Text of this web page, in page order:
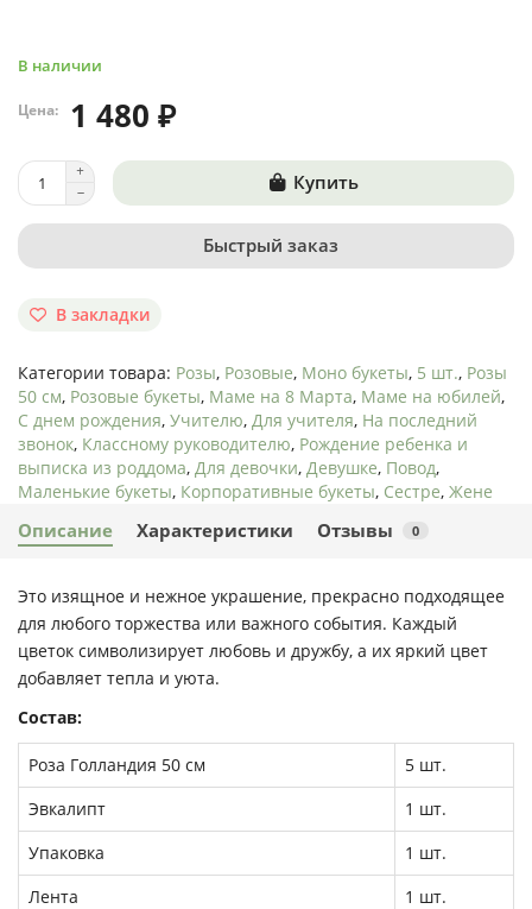
В наличии
Цена: 1 480 ₽
Купить
Быстрый заказ
В закладки
Категории товара: Розы, Розовые, Моно букеты, 5 шт., Розы
50 см, Розовые букеты, Маме на 8 Марта, Маме на юбилей,
С днем рождения, Учителю, Для учителя, На последний
звонок, Классному руководителю, Рождение ребенка и
выписка из роддома, Для девочки, Девушке, Повод,
Маленькие букеты, Корпоративные букеты, Сестре, Жене
Описание Характеристики Отзывы 0
Это изящное и нежное украшение, прекрасно подходящее
для любого торжества или важного события. Каждый
цветок символизирует любовь и дружбу, а их яркий цвет
добавляет тепла и уюта.
Состав:
Роза Голландия 50 см
5 шт.
Эвкалипт
1 шт.
Упаковка
1 шт.
Лента
1 шт.